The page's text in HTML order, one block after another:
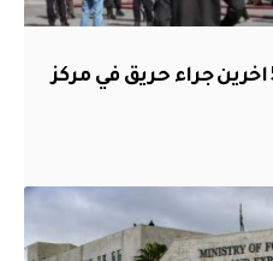
وفاة 6 اشخاص وإصابة 5 اخرين جراء حريق في مركز